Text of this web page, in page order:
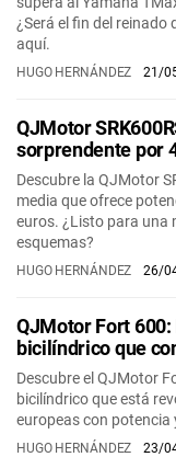
¿Será el fin del reinado
aquí.
HUGO HERNÁNDEZ 21/
QJMotor
sorprendente por
Descubre la QJMotor
media que ofrece
euros. ¿Listo para una
esquemas?
HUGO HERNÁNDEZ 26/
QJMotor Fort
bicilíndrico que
Descubre el QJMotor
bicilíndrico que está
europeas con potencia
HUGO HERNÁNDEZ 23/